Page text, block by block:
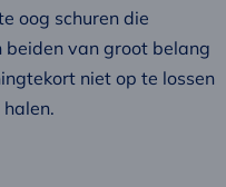
oog schuren die
van groot belang
niet op te lossen